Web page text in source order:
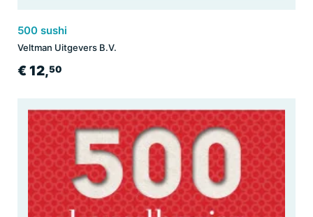
500 sushi
Veltman Uitgevers B.V.
€ 12,50